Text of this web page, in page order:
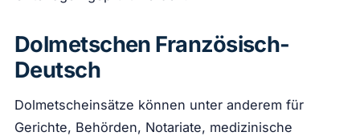
Dolmetschen Französisch-
Deutsch
Dolmetscheinsätze können unter anderem für
Gerichte, Behörden, Notariate, medizinische